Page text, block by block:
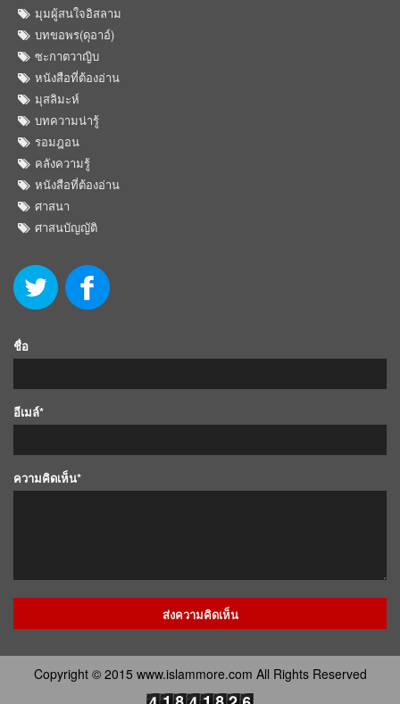
มุมผู้สนใจอิสลาม
บทขอพร(ดุอาอ์)
ซะกาตวาญิบ
หนังสือที่ต้องอ่าน
มุสลิมะห์
บทความน่ารู้
รอมฎอน
คลังความรู้
หนังสือที่ต้องอ่าน
ศาสนา
ศาสนบัญญัติ
ชื่อ
อีเมล์*
ความคิดเห็น*
Copyright © 2015 www.islammore.com All Rights Reserved